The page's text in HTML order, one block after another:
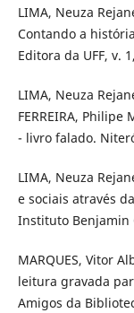
LIMA, Neuza
Contando a
Editora da UFF, v.
LIMA, Neuza
FERREIRA,
- livro falado.
LIMA, Neuza
e sociais através
Instituto Benjamin
MARQUES, Vitor
leitura gravada
Amigos da